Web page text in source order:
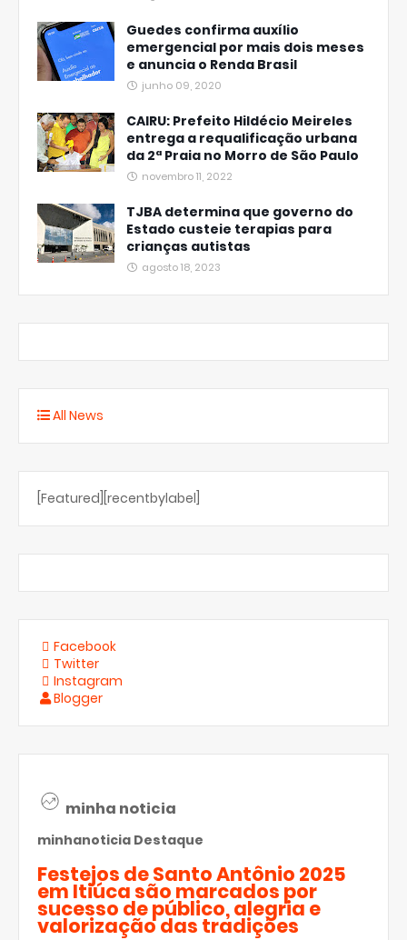
Guedes confirma auxílio
emergencial por mais dois meses
e anuncia o Renda Brasil
junho 09, 2020
CAIRU: Prefeito Hildécio Meireles
entrega a requalificação urbana
da 2ª Praia no Morro de São Paulo
novembro 11, 2022
TJBA determina que governo do
Estado custeie terapias para
crianças autistas
agosto 18, 2023
All News
[Featured][recentbylabel]
Facebook
Twitter
Instagram
Blogger
minha noticia
minhanoticia Destaque
Festejos de Santo Antônio 2025
em Itiúca são marcados por
sucesso de público, alegria e
valorização das tradições